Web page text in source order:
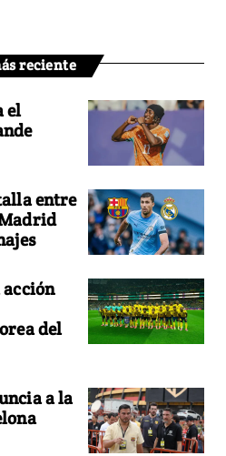
reciente
el
entre
del
a la